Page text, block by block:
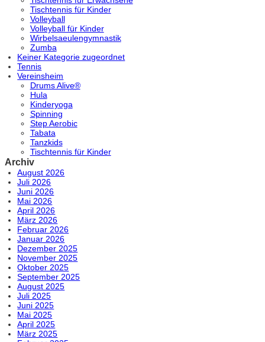
Tischtennis für Kinder
Volleyball
Volleyball für Kinder
Wirbelsaeulengymnastik
Zumba
Keiner Kategorie zugeordnet
Tennis
Vereinsheim
Drums Alive®
Hula
Kinderyoga
Spinning
Step Aerobic
Tabata
Tanzkids
Tischtennis für Kinder
Archiv
August 2026
Juli 2026
Juni 2026
Mai 2026
April 2026
März 2026
Februar 2026
Januar 2026
Dezember 2025
November 2025
Oktober 2025
September 2025
August 2025
Juli 2025
Juni 2025
Mai 2025
April 2025
März 2025